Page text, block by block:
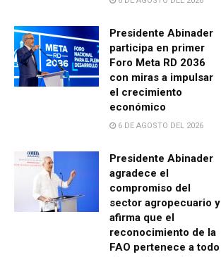
Presidente Abinader
participa en primer
Foro Meta RD 2036
con miras a impulsar
el crecimiento
económico
6 DE AGOSTO DEL 2026
Presidente Abinader
agradece el
compromiso del
sector agropecuario y
afirma que el
reconocimiento de la
FAO pertenece a todo